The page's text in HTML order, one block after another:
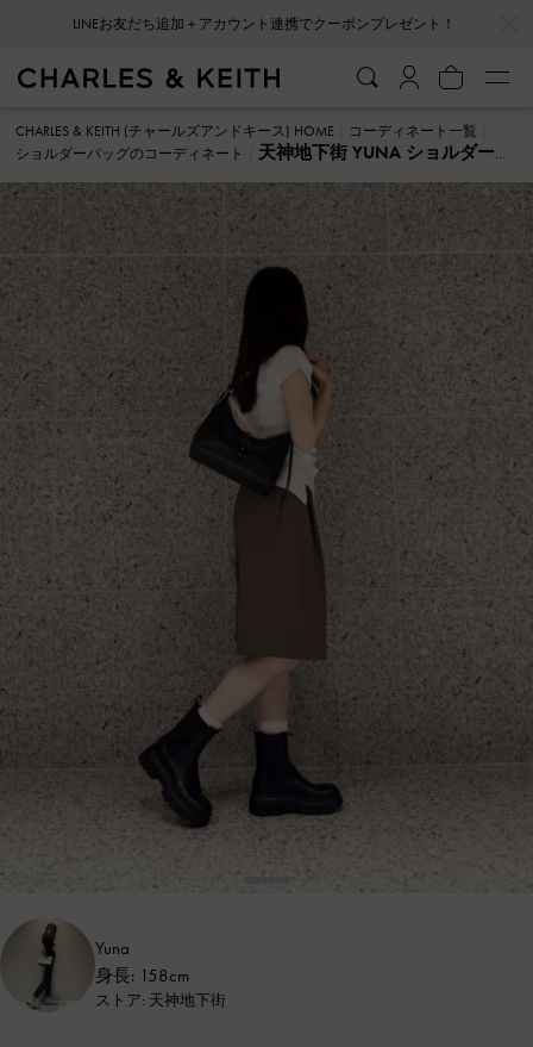
LINEお友だち追加＋アカウント連携でクーポンプレゼント！
CHARLES & KEITH (チャールズアンドキース) HOME
コーディネート一覧
ショルダーバッグのコーディネート
天神地下街 YUNA ショルダーバ
Yuna
身長: 158cm
ストア: 天神地下街